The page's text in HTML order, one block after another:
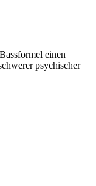
einen
psychischer